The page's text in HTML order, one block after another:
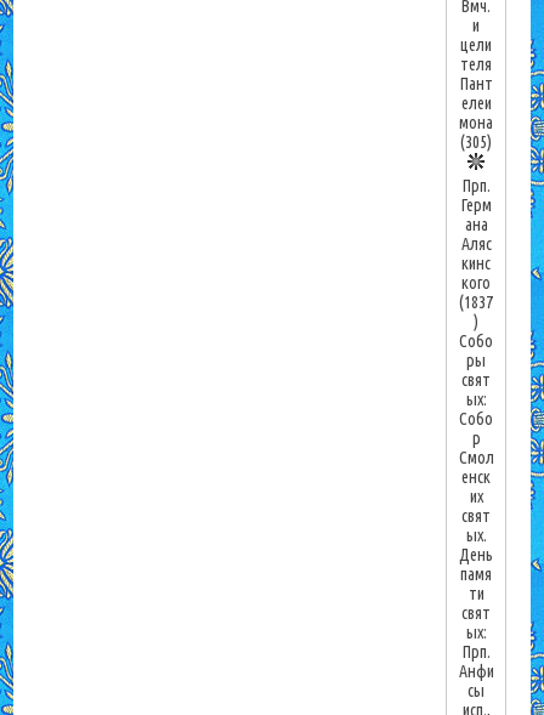
Вмч.
и
цели
теля
Пант
елеи
мона
(305)
Прп.
Герм
ана
Аляс
кинс
кого
(1837
)
Собо
ры
свят
ых:
Собо
р
Смол
енск
их
свят
ых.
День
памя
ти
свят
ых:
Прп.
Анфи
сы
исп.,